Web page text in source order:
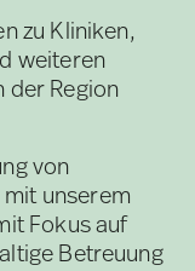
zu Kliniken,
weiteren
der Region
von
unserem
Fokus auf
Betreuung